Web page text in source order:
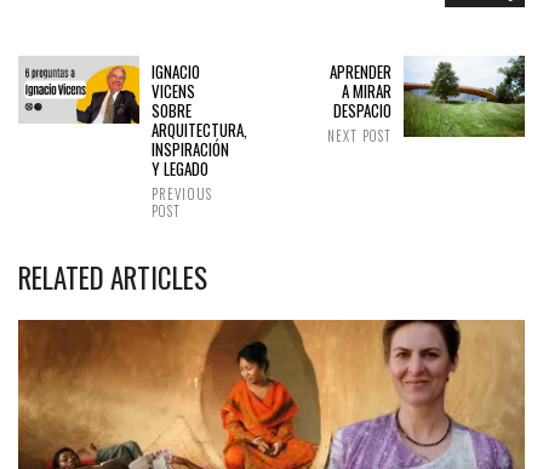
IGNACIO
VICENS
SOBRE
ARQUITECTURA,
INSPIRACIÓN
Y LEGADO
PREVIOUS
POST
APRENDER
A MIRAR
DESPACIO
NEXT POST
RELATED ARTICLES